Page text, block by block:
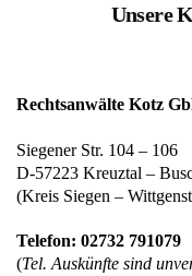
Unsere
Rechtsanwälte Kotz
Siegener Str. 104 – 106
D-57223 Kreuztal –
(Kreis Siegen –
Telefon: 02732 791079
(Tel. Auskünfte sind